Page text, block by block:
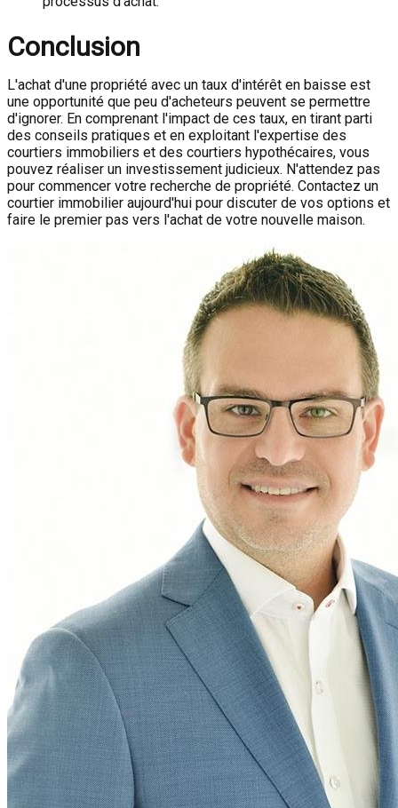
Conclusion
L'achat d'une propriété avec un taux d'intérêt en baisse est
une opportunité que peu d'acheteurs peuvent se permettre
d'ignorer. En comprenant l'impact de ces taux, en tirant parti
des conseils pratiques et en exploitant l'expertise des
courtiers immobiliers et des courtiers hypothécaires, vous
pouvez réaliser un investissement judicieux. N'attendez pas
pour commencer votre recherche de propriété. Contactez un
courtier immobilier aujourd'hui pour discuter de vos options et
faire le premier pas vers l'achat de votre nouvelle maison.